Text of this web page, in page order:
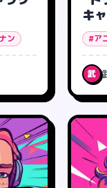
ン
キ
#ア
武